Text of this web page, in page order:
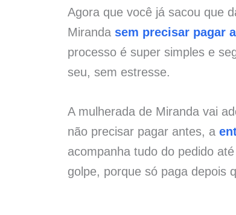
Agora que você já sacou que
Miranda sem precisar pagar
processo é super simples e
seu, sem estresse.
A mulherada de Miranda vai
não precisar pagar antes, a
acompanha tudo do pedido
golpe, porque só paga depois